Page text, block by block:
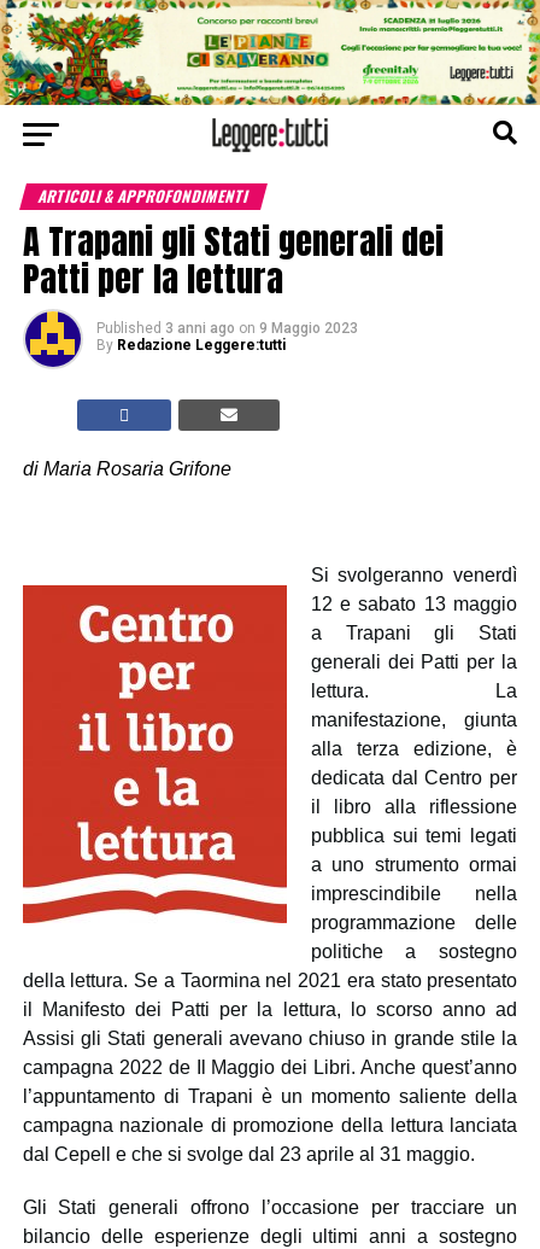
ARTICOLI & APPROFONDIMENTI
A Trapani gli Stati generali dei
Patti per la lettura
Published 3 anni ago on 9 Maggio 2023
By Redazione Leggere:tutti
di Maria Rosaria Grifone
Si svolgeranno venerdì
12 e sabato 13 maggio
a Trapani gli Stati
generali dei Patti per la
lettura. La
manifestazione, giunta
alla terza edizione, è
dedicata dal Centro per
il libro alla riflessione
pubblica sui temi legati
a uno strumento ormai
imprescindibile nella
programmazione delle
politiche a sostegno
della lettura. Se a Taormina nel 2021 era stato presentato
il Manifesto dei Patti per la lettura, lo scorso anno ad
Assisi gli Stati generali avevano chiuso in grande stile la
campagna 2022 de Il Maggio dei Libri. Anche quest’anno
l’appuntamento di Trapani è un momento saliente della
campagna nazionale di promozione della lettura lanciata
dal Cepell e che si svolge dal 23 aprile al 31 maggio.
Gli Stati generali offrono l’occasione per tracciare un
bilancio delle esperienze degli ultimi anni a sostegno